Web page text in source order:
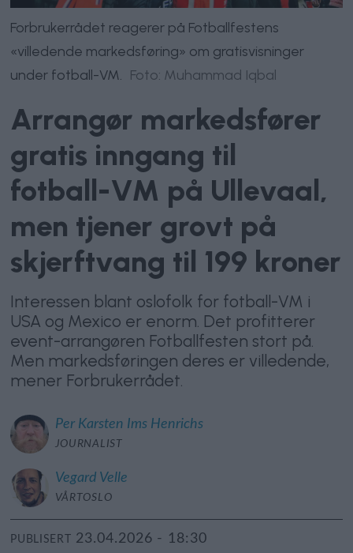
Forbrukerrådet reagerer på Fotballfestens
«villedende markedsføring» om gratisvisninger
under fotball-VM.
Foto: Muhammad Iqbal
Arrangør markedsfører
gratis inngang til
fotball-VM på Ullevaal,
men tjener grovt på
skjerftvang til 199 kroner
Interessen blant oslofolk for fotball-VM i
USA og Mexico er enorm. Det profitterer
event-arrangøren Fotballfesten stort på.
Men markedsføringen deres er villedende,
mener Forbrukerrådet.
Per Karsten Ims Henrichs
JOURNALIST
Vegard Velle
VÅRTOSLO
PUBLISERT 23.04.2026 - 18:30